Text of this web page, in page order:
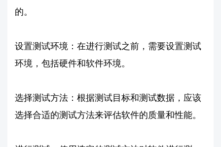
的。
设置测试环境：在进行测试之前，需要设置测试
环境，包括硬件和软件环境。
选择测试方法：根据测试目标和测试数据，应该
选择合适的测试方法来评估软件的质量和性能。